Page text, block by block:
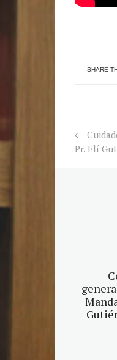
SHARE
Pr. Elí